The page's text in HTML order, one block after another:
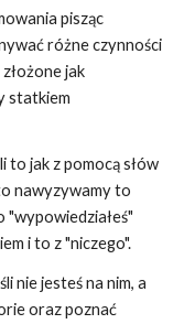
pisząc
różne czynności
jak
statkiem
to jak z pomocą słów
nawyzywamy to
"wypowiedziałeś"
i to z "niczego".
nie jesteś na nim, a
oraz poznać